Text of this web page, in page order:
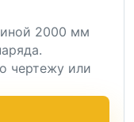
2000 мм
чертежу или